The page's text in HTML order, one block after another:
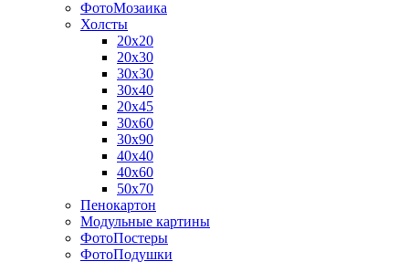
ФотоМозаика
Холсты
20х20
20х30
30х30
30х40
20х45
30х60
30х90
40х40
40х60
50х70
Пенокартон
Модульные картины
ФотоПостеры
ФотоПодушки